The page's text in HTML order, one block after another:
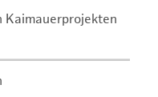
Kaimauerprojekten